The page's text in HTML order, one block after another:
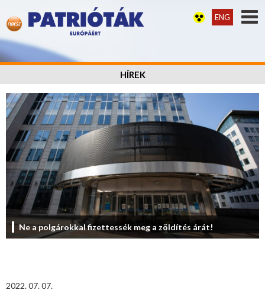
ENG
HÍREK
Ne a polgárokkal fizettessék meg a zöldítés árát!
2022. 07. 07.